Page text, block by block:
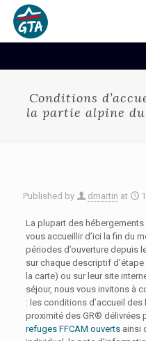
Conditions
la partie alpine
Published by dmartin at
La plupart des
vous accueillir d’ici la fin du
périodes d’ouverture depuis
sur chaque descriptif
la carte) ou sur leur site
séjour, nous vous invitons à
: les conditions d’accueil
proximité des GR® délivrées
refuges FFCAM ouvertsainsi